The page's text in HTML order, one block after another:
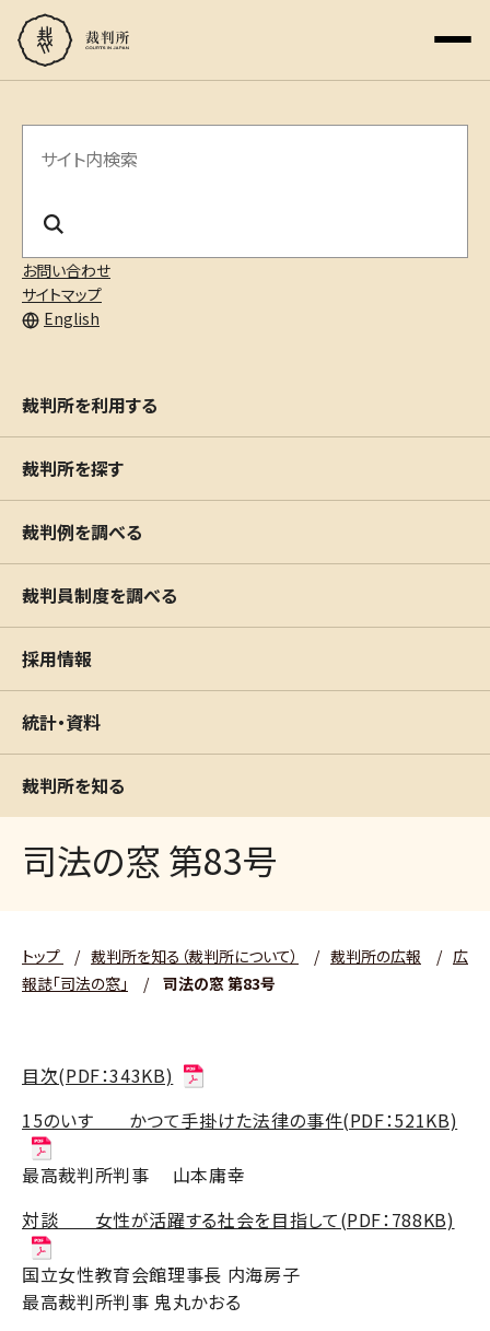
お問い合わせ
サイトマップ
English
サ
内
検
裁判所を利用する
裁判所を探す
裁判例を調べる
裁判員制度を調べる
採用情報
統計・資料
裁判所を知る
司法の窓 第83号
トップ / 裁判所を知る（裁判所について） / 裁判所の広報 / 広
報誌「司法の窓」
/ 司法の窓 第83号
目次(PDF：343KB)
15のいす かつて手掛けた法律の事件(PDF：521KB)
最高裁判所判事 山本庸幸
対談 女性が活躍する社会を目指して(PDF：788KB)
国立女性教育会館理事長 内海房子
最高裁判所判事 鬼丸かおる